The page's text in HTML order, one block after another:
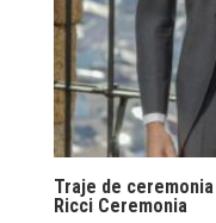
Traje de
Ricci Ceremonia